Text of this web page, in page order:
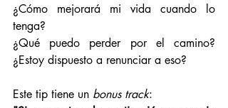
¿Cómo mejorará mi vida cuando lo
tenga?
¿Qué puedo perder por el camino?
¿Estoy dispuesto a renunciar a eso?
Este tip tiene un bonus track: